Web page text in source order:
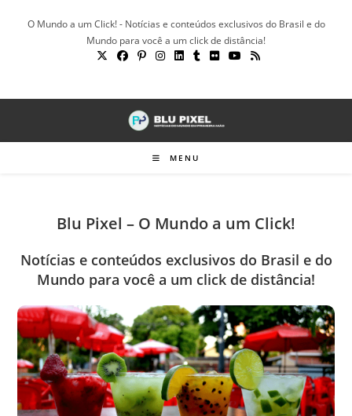
O Mundo a um Click! - Notícias e conteúdos exclusivos do Brasil e do
Mundo para você a um click de distância!
MENU
Blu Pixel – O Mundo a um Click!
Notícias e conteúdos exclusivos do Brasil e do
Mundo para você a um click de distância!